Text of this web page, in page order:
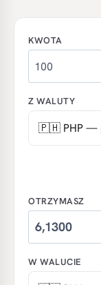
KWOTA
Z WALUTY
OTRZYMASZ
W WALUCIE